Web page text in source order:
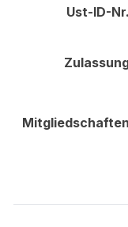
Ust-ID-